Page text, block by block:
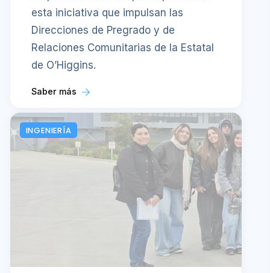
esta iniciativa que impulsan las
Direcciones de Pregrado y de
Relaciones Comunitarias de la Estatal
de O’Higgins.
Saber más
INGENIERÍA